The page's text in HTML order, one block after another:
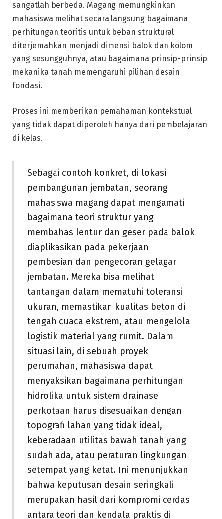
sangatlah berbeda. Magang memungkinkan
mahasiswa melihat secara langsung bagaimana
perhitungan teoritis untuk beban struktural
diterjemahkan menjadi dimensi balok dan kolom
yang sesungguhnya, atau bagaimana prinsip-prinsip
mekanika tanah memengaruhi pilihan desain
fondasi.
Proses ini memberikan pemahaman kontekstual
yang tidak dapat diperoleh hanya dari pembelajaran
di kelas.
Sebagai contoh konkret, di lokasi
pembangunan jembatan, seorang
mahasiswa magang dapat mengamati
bagaimana teori struktur yang
membahas lentur dan geser pada balok
diaplikasikan pada pekerjaan
pembesian dan pengecoran gelagar
jembatan. Mereka bisa melihat
tantangan dalam mematuhi toleransi
ukuran, memastikan kualitas beton di
tengah cuaca ekstrem, atau mengelola
logistik material yang rumit. Dalam
situasi lain, di sebuah proyek
perumahan, mahasiswa dapat
menyaksikan bagaimana perhitungan
hidrolika untuk sistem drainase
perkotaan harus disesuaikan dengan
topografi lahan yang tidak ideal,
keberadaan utilitas bawah tanah yang
sudah ada, atau peraturan lingkungan
setempat yang ketat. Ini menunjukkan
bahwa keputusan desain seringkali
merupakan hasil dari kompromi cerdas
antara teori dan kendala praktis di